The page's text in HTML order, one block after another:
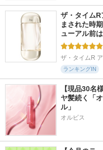
ザ・タイム
まされた時
ューアル前
ザ・タイムR
ランキングIN
【現品30名
ヤ髪続く「
ル」
オルビス